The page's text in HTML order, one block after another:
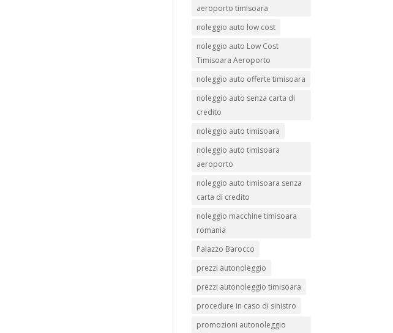
aeroporto timisoara
noleggio auto low cost
noleggio auto Low Cost
Timisoara Aeroporto
noleggio auto offerte timisoara
noleggio auto senza carta di
credito
noleggio auto timisoara
noleggio auto timisoara
aeroporto
noleggio auto timisoara senza
carta di credito
noleggio macchine timisoara
romania
Palazzo Barocco
prezzi autonoleggio
prezzi autonoleggio timisoara
procedure in caso di sinistro
promozioni autonoleggio